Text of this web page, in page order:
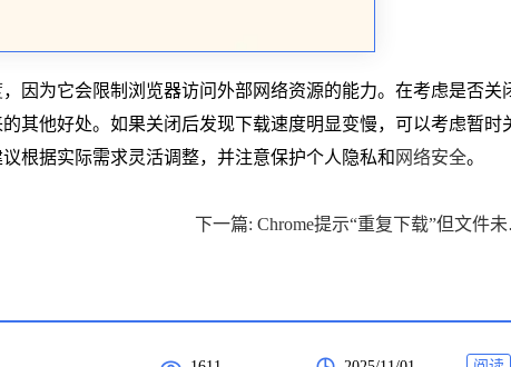
，因为它会限制浏览器访问外部网络资源的能力。在考虑是否关
其他好处。如果关闭后发现下载速度明显变慢，可以考虑暂时
根据实际需求灵活调整，并注意保护个人隐私和 网络安全。
下一